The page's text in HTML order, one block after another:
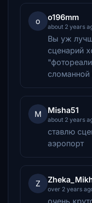
o o196mm
about 2 years
Вы уж
сценарий
сломанной
M Misha51
about 2 years
ставлю
аэропорт
Z
over 2 years
очень